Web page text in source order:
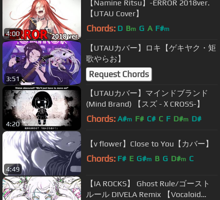
4:00
【Namine Ritsu】-ERROR 2018ver.
【UTAU Cover】
Chords: D Bm G A F#m
3:51
【UTAUカバー】ロキ【ゲキヤク・矩
歌やらお】
Request Chords
4:20
【UTAUカバー】マインドブランド
(Mind Brand) 【スズ -ＸCROSS-】
Chords: A#m F# C# C F D#m D#
4:49
【v flower】Close to You【カバー】
Chords: F# E G#m B G D#m C
【IA ROCKS】 Ghost Rule/ゴースト
ルール DIVELA Remix 【Vocaloid